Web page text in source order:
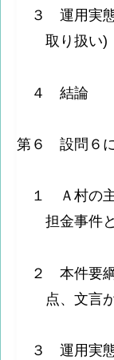
３ 運用実
取り扱い)
４ 結論
第６ 設問６
１ Ａ村の
担金事件
２ 本件要
点、文言
３ 運用実